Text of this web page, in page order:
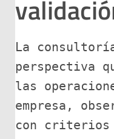
La
perspectiva
las
empresa,
con criterios